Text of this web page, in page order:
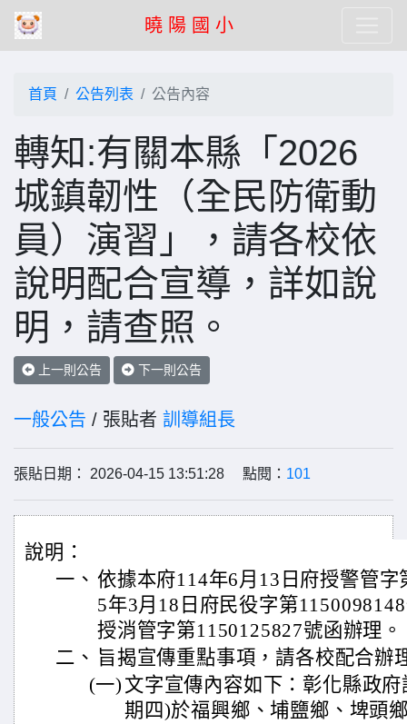
曉 陽 國 小
首頁 公告列表 公告內容
轉知:有關本縣「2026
城鎮韌性（全民防衛動
員）演習」，請各校依
說明配合宣導，詳如說
明，請查照。
上一則公告 下一則公告
一般公告 / 張貼者 訓導組長
張貼日期： 2026-04-15 13:51:28 點閱： 101
說明：
一、 依據本府114年6月13日府授警管字
5年3月18日府民役字第
授消管字第1150125827號函辦理。
二、 旨揭宣傳重點事項，請各校配合辦
(一) 文字宣傳內容如下：彰化縣政
期四)於福興鄉、埔鹽鄉、埤頭